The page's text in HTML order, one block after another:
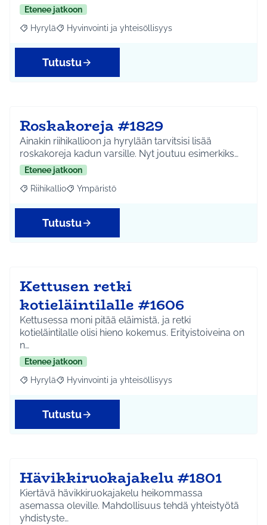
Etenee jatkoon
Rajaa tulokset aihepiirin mukaan: Hyrylä
Hyrylä Rajaa tulokset teeman mukaan: Hyvinvointi ja
Hyvinvointi ja yhteisöllisyys
Tutustu
Roskakoreja #1829
Ainakin riihikallioon ja hyrylään tarvitsisi lisää
roskakoreja kadun varsille. Nyt joutuu esimerkiks…
Etenee jatkoon
Rajaa tulokset aihepiirin mukaan: Riihikallio
Riihikallio Rajaa tulokset teeman mukaan: Ympäristö
Ympäristö
Tutustu
Kettusen retki
kotieläintilalle #1606
Kettusessa moni pitää eläimistä, ja retki
kotieläintilalle olisi hieno kokemus. Erityistoiveina on
n…
Etenee jatkoon
Rajaa tulokset aihepiirin mukaan: Hyrylä
Hyrylä Rajaa tulokset teeman mukaan: Hyvinvointi ja
Hyvinvointi ja yhteisöllisyys
Tutustu
Hävikkiruokajakelu #1801
Kiertävä hävikkiruokajakelu heikommassa
asemassa oleville. Mahdollisuus tehdä yhteistyötä
yhdistyste…